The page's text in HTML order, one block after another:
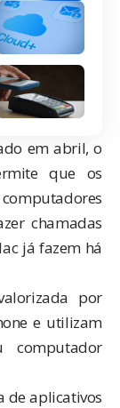
em abril, o
que os
chamadas
já fazem há
por
e utilizam
de aplicativos